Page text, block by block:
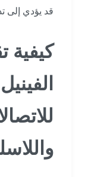
قد يؤدي إلى
كيفية
الفينيل